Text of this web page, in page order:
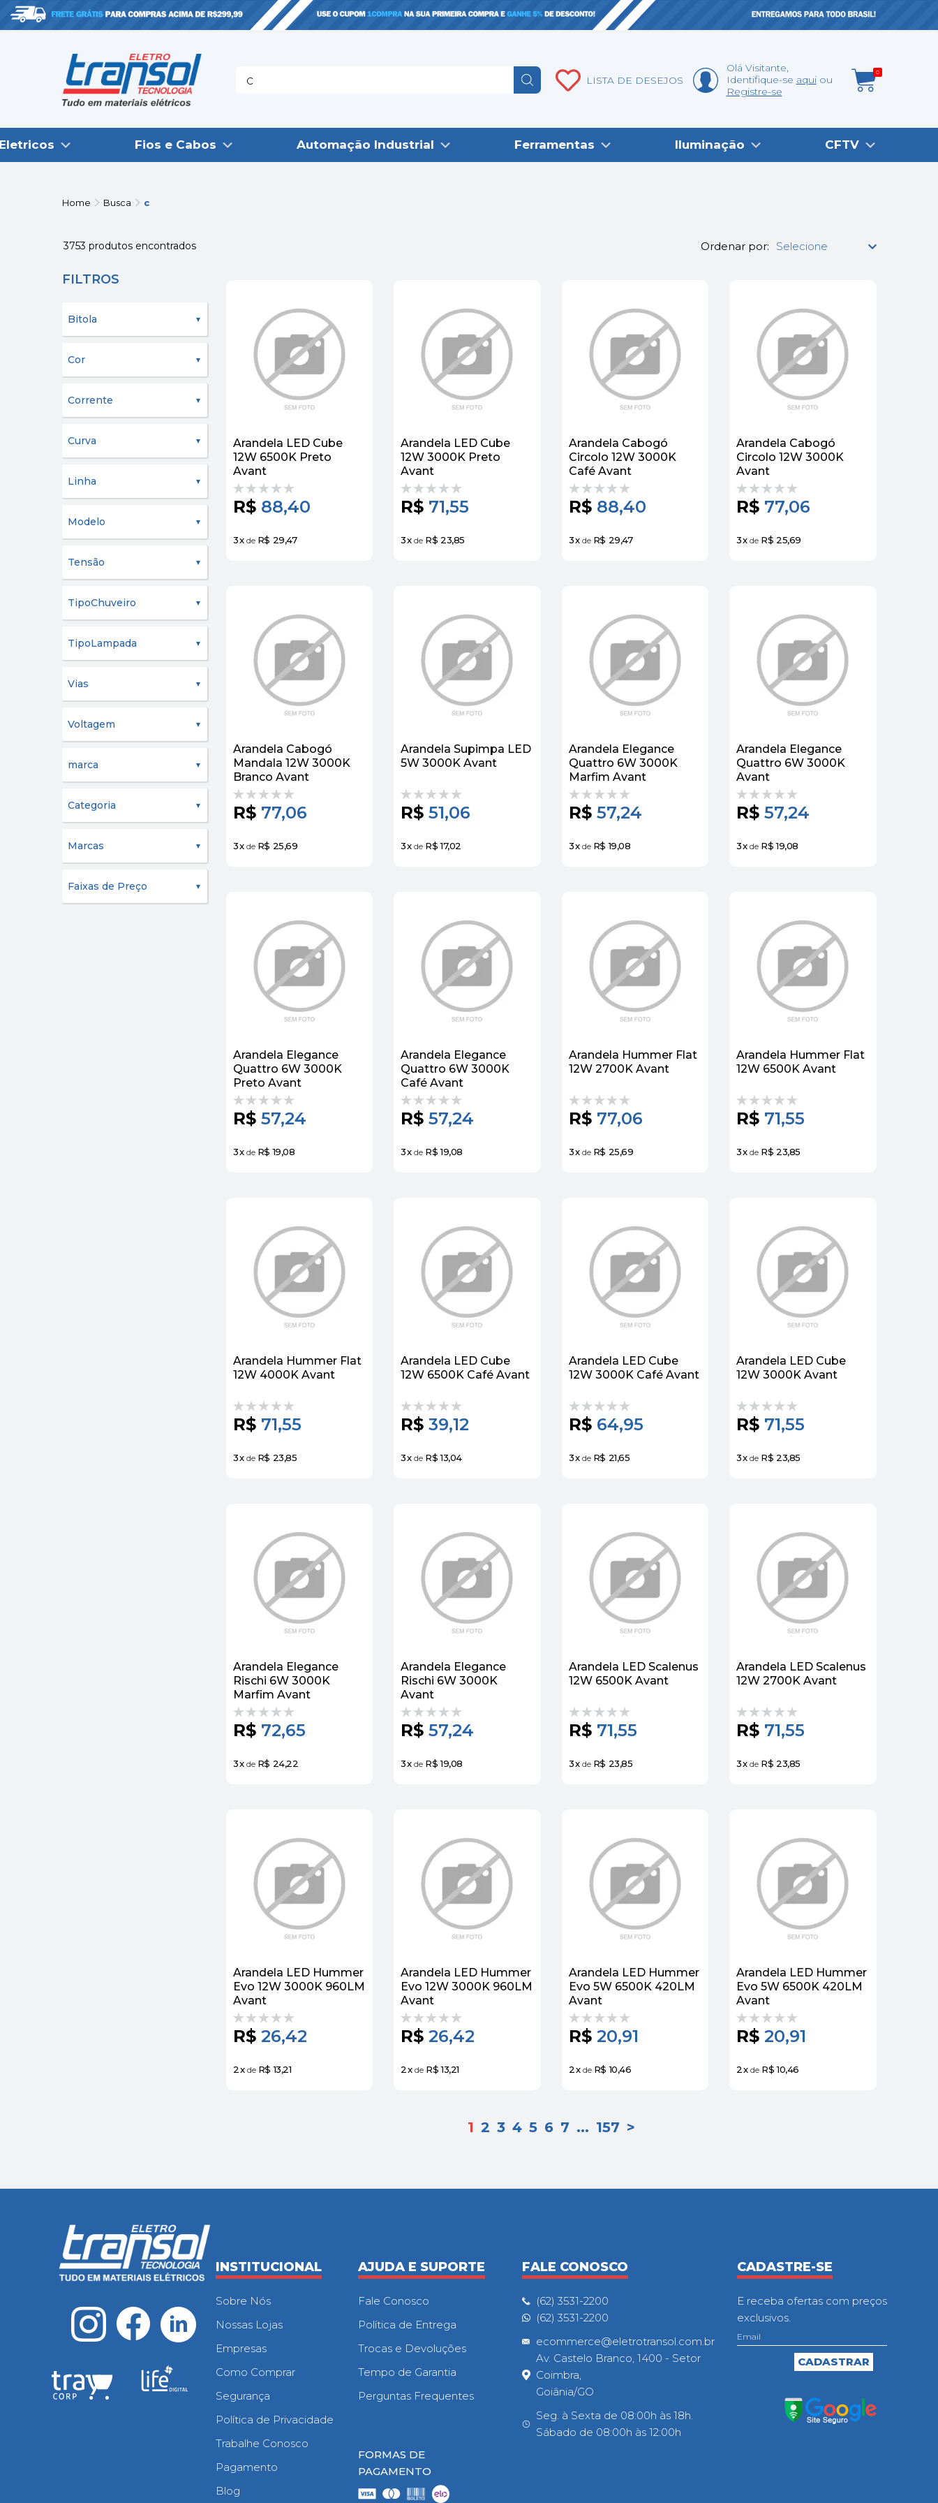
LISTA DE DESEJOS
Olá Visitante,
Identifique-se aqui
Registre-se
0
Fios e Cabos Automação Industrial Ferramentas Iluminação CFTV
Home Busca c
FILTROS
Bitola
Cor
Corrente
Curva
Linha
Modelo
Tensão
TipoChuveiro
TipoLampada
Vias
Voltagem
marca
Categoria
Marcas
Faixas de Preço
3753 produtos encontrados Ordenar por:
Arandela LED Cube
12W 6500K Preto
Avant
R$ 88,40
3x de R$ 29,47
Arandela LED Cube
12W 3000K Preto
Avant
R$ 71,55
3x de R$ 23,85
Arandela Cabogó
Circolo 12W 3000K
Café Avant
R$ 88,40
3x de R$ 29,47
Arandela Cabogó
Circolo 12W 3000K
Avant
R$ 77,06
3x de R$ 25,69
Arandela Cabogó
Mandala 12W 3000K
Branco Avant
R$ 77,06
3x de R$ 25,69
Arandela Supimpa LED
5W 3000K Avant
R$ 51,06
3x de R$ 17,02
Arandela Elegance
Quattro 6W 3000K
Marfim Avant
R$ 57,24
3x de R$ 19,08
Arandela Elegance
Quattro 6W 3000K
Avant
R$ 57,24
3x de R$ 19,08
Arandela Elegance
Quattro 6W 3000K
Preto Avant
R$ 57,24
3x de R$ 19,08
Arandela Elegance
Quattro 6W 3000K
Café Avant
R$ 57,24
3x de R$ 19,08
Arandela Hummer Flat
12W 2700K Avant
R$ 77,06
3x de R$ 25,69
Arandela Hummer Flat
12W 6500K Avant
R$ 71,55
3x de R$ 23,85
Arandela Hummer Flat
12W 4000K Avant
R$ 71,55
3x de R$ 23,85
Arandela LED Cube
12W 6500K Café Avant
R$ 39,12
3x de R$ 13,04
Arandela LED Cube
12W 3000K Café Avant
R$ 64,95
3x de R$ 21,65
Arandela LED Cube
12W 3000K Avant
R$ 71,55
3x de R$ 23,85
Arandela Elegance
Rischi 6W 3000K
Marfim Avant
R$ 72,65
3x de R$ 24,22
Arandela Elegance
Rischi 6W 3000K
Avant
R$ 57,24
3x de R$ 19,08
Arandela LED Scalenus
12W 6500K Avant
R$ 71,55
3x de R$ 23,85
Arandela LED Scalenus
12W 2700K Avant
R$ 71,55
3x de R$ 23,85
Arandela LED Hummer
Evo 12W 3000K 960LM
Avant
R$ 26,42
2x de R$ 13,21
Arandela LED Hummer
Evo 12W 3000K 960LM
Avant
R$ 26,42
2x de R$ 13,21
Arandela LED Hummer
Evo 5W 6500K 420LM
Avant
R$ 20,91
2x de R$ 10,46
Arandela LED Hummer
Evo 5W 6500K 420LM
Avant
R$ 20,91
2x de R$ 10,46
1 2 3 4 5 6 7 ... 157 >
INSTITUCIONAL
Sobre Nós
Nossas Lojas
Empresas
Como Comprar
Segurança
Política de Privacidade
Trabalhe Conosco
Pagamento
Blog
AJUDA E SUPORTE
Fale Conosco
Política de Entrega
Trocas e Devoluções
Tempo de Garantia
Perguntas Frequentes
FORMAS DE
PAGAMENTO
FALE CONOSCO
(62) 3531-2200
(62) 3531-2200
ecommerce@eletrotransol.com.br
Av. Castelo Branco, 1400 - Setor
Coimbra,
Goiânia/GO
Seg. à Sexta de 08:00h às 18h.
Sábado de 08:00h às 12:00h
CADASTRE-SE
E receba ofertas com preços
exclusivos.